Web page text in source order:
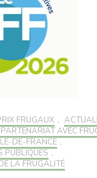
FRUGAUX ,
PARTENARIAT AVEC
DE-FRANCE ,
PUBLIQUES ,
LA FRUGALITÉ